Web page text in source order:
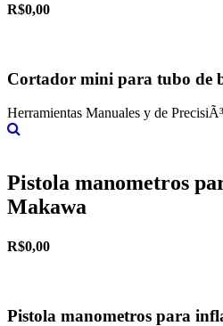
R$0,00
Cortador mini para tubo de
Herramientas Manuales y de
Pistola manometros
Makawa
R$0,00
Pistola manometros para